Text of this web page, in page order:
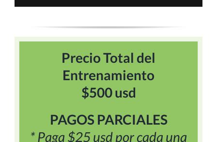
Precio Total del
Entrenamiento
$500 usd
PAGOS PARCIALES
* Paga $25 usd por cada una